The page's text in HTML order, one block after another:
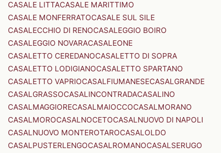
CASALE LITTACASALE MARITTIMO
CASALE MONFERRATOCASALE SUL SILE
CASALECCHIO DI RENOCASALEGGIO BOIRO
CASALEGGIO NOVARACASALEONE
CASALETTO CEREDANOCASALETTO DI SOPRA
CASALETTO LODIGIANOCASALETTO SPARTANO
CASALETTO VAPRIOCASALFIUMANESECASALGRANDE
CASALGRASSOCASALINCONTRADACASALINO
CASALMAGGIORECASALMAIOCCOCASALMORANO
CASALMOROCASALNOCETOCASALNUOVO DI NAPOLI
CASALNUOVO MONTEROTAROCASALOLDO
CASALPUSTERLENGOCASALROMANOCASALSERUGO